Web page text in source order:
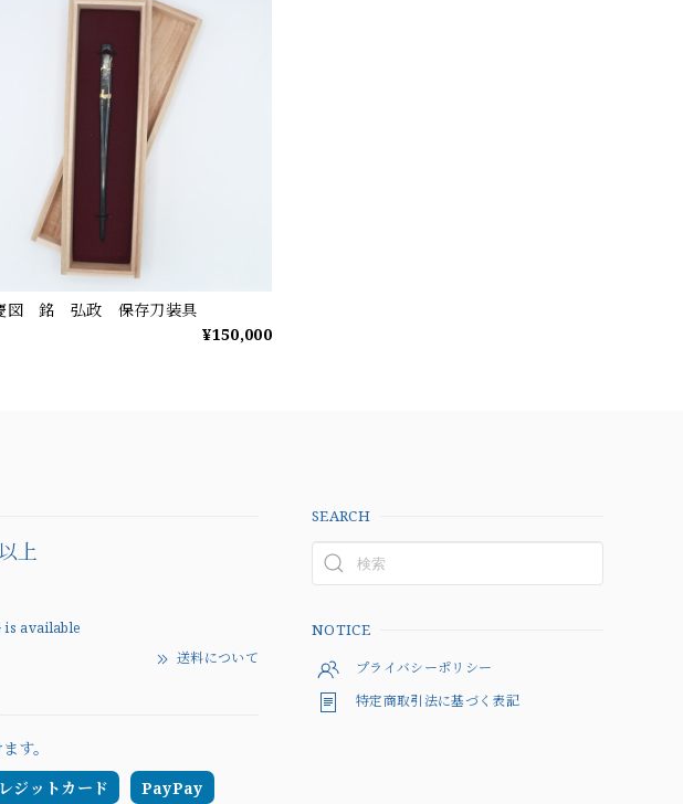
図 銘 弘政 保存刀装具
¥150,000
円以上
is available
送料について
す。
ジットカード PayPay
SEARCH
NOTICE
プライバシーポリシー
特定商取引法に基づく表記